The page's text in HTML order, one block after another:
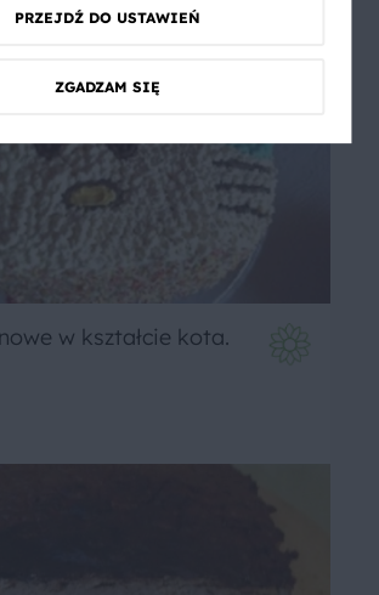
w kształcie kota.
PRZEJDŹ DO USTAWIEŃ
ZGADZAM SIĘ